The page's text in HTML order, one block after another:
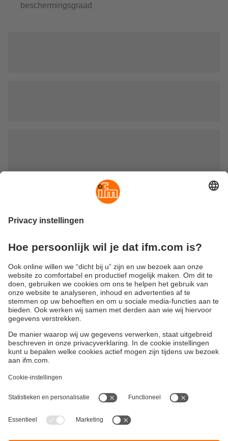
beschermingsgraad
Duurzaamheid
Algemene verkoop- en leveringsvoorwaarden
Locaties (EN)
Privacyreglement
ifm electronic b.v.